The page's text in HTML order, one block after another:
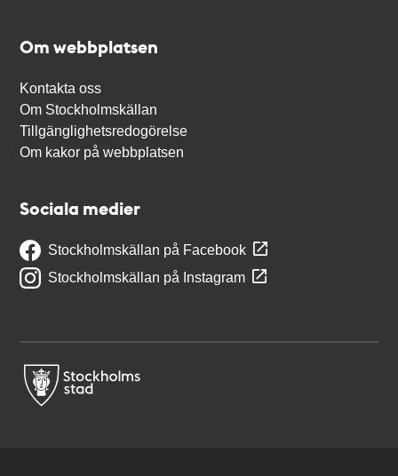
Om webbplatsen
Kontakta oss
Om Stockholmskällan
Tillgänglighetsredogörelse
Om kakor på webbplatsen
Sociala medier
Stockholmskällan på Facebook
Stockholmskällan på Instagram